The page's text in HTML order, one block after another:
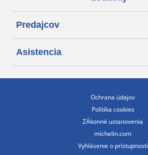
Predajcov
Asistencia
Ochrana údajov
Politika cookies
ZÁkonné ustanovenia
michelin.com
Vyhlásenie o prístupnosti